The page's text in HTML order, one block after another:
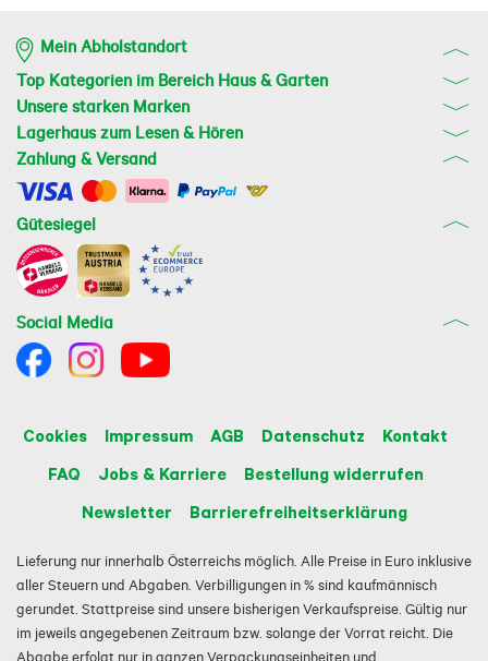
Mein Abholstandort
Top Kategorien im Bereich Haus & Garten
Unsere starken Marken
Lagerhaus zum Lesen & Hören
Zahlung & Versand
Gütesiegel
Social Media
Cookies Impressum AGB Datenschutz
Kontakt
FAQ
Jobs & Karriere
Bestellung widerrufen
Newsletter
Barrierefreiheitserklärung
Lieferung nur innerhalb Österreichs möglich. Alle Preise in Euro inklusive
aller Steuern und Abgaben. Verbilligungen in % sind kaufmännisch
gerundet. Stattpreise sind unsere bisherigen Verkaufspreise. Gültig nur
im jeweils angegebenen Zeitraum bzw. solange der Vorrat reicht. Die
Abgabe erfolgt nur in ganzen Verpackungseinheiten und